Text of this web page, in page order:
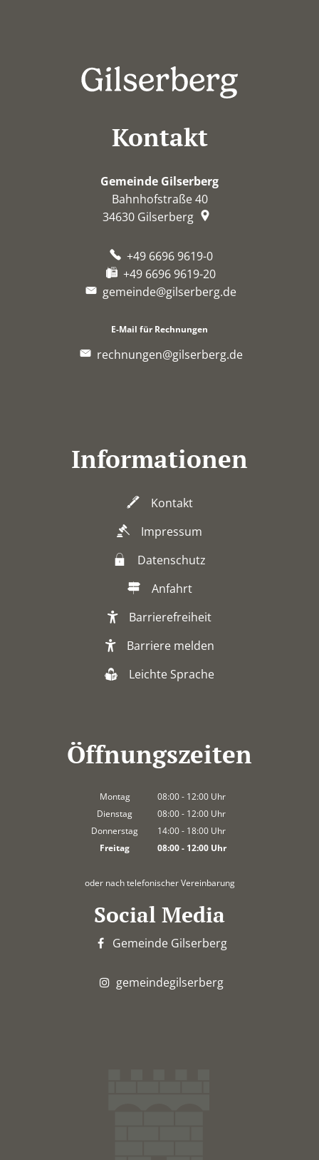
Kontakt
Gemeinde Gilserberg
Bahnhofstraße 40
34630 Gilserberg
+49 6696 9619-0
+49 6696 9619-20
gemeinde@gilserberg.de
E-Mail für Rechnungen
rechnungen@gilserberg.de
Informationen
Kontakt
Impressum
Datenschutz
Anfahrt
Barrierefreiheit
Barriere melden
Leichte Sprache
Öffnungszeiten
Montag 08:00- 12:00 Uhr
Von 08:00 bis 12:00 Uhr
Dienstag 08:00- 12:00 Uhr
Von 08:00 bis 12:00 Uhr
Donnerstag 14:00- 18:00 Uhr
Von 14:00 bis 18:00 Uhr
Freitag 08:00- 12:00Uhr
oder nach telefonischer Vereinbarung
Social Media
Gemeinde Gilserberg
gemeindegilserberg